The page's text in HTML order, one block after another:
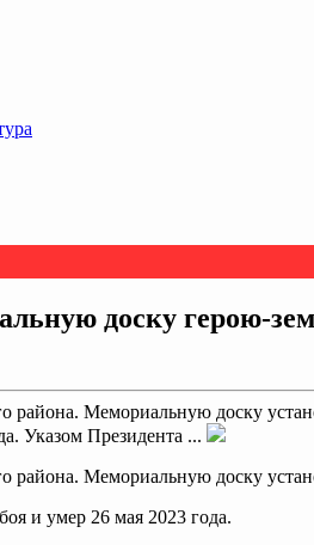
доску герою-
района. Мемориальную доску
Указом Президента ...
района. Мемориальную доску
и умер 26 мая 2023 года.